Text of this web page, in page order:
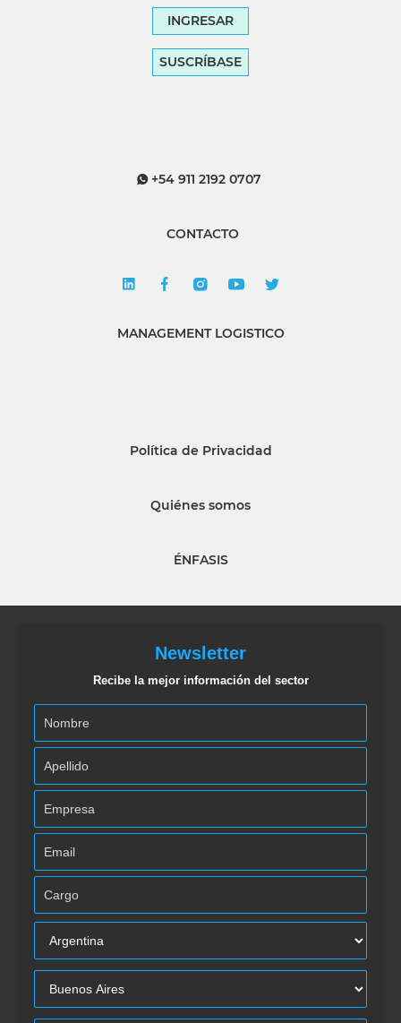
INGRESAR
SUSCRÍBASE
+54 911 2192 0707
CONTACTO
MANAGEMENT LOGISTICO
Política de Privacidad
Quiénes somos
ÉNFASIS
Newsletter
Recibe la mejor información del sector